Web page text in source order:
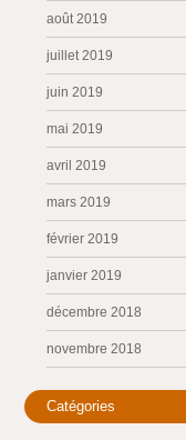
août 2019
juillet 2019
juin 2019
mai 2019
avril 2019
mars 2019
février 2019
janvier 2019
décembre 2018
novembre 2018
Catégories